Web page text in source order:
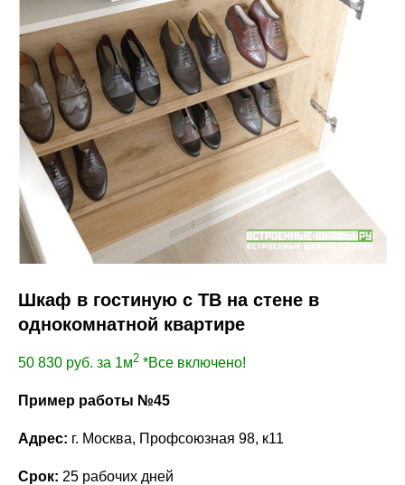
Шкаф в гостиную с ТВ на стене в
однокомнатной квартире
50 830 руб. за 1м2 *Все включено!
Пример работы №45
Адрес: г. Москва, Профсоюзная 98, к11
Срок: 25 рабочих дней